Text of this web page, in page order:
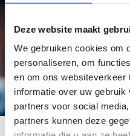
Deze website maakt
We gebruiken cookies om
personaliseren, om
en om ons websiteverkeer
informatie over uw
partners voor social
partners kunnen deze